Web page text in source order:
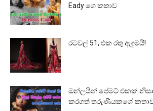
Eady ගෙ කතාව
රටවල් 51, එක රතු ඇඳුමයි!
ඔන්ලයින් පේමට් එකක්
කරගත් තරුණියකගේ